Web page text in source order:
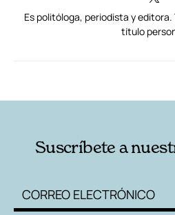
Es politóloga, periodista y editora.
título
Suscríbete a